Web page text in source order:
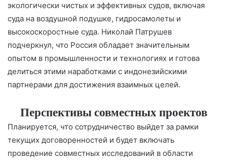
экологически чистых и эффективных судов, включая
суда на воздушной подушке, гидросамолеты и
высокоскоростные суда. Николай Патрушев
подчеркнул, что Россия обладает значительным
опытом в промышленности и технологиях и готова
делиться этими наработками с индонезийскими
партнерами для достижения взаимных целей.
Перспективы совместных проектов
Планируется, что сотрудничество выйдет за рамки
текущих договоренностей и будет включать
проведение совместных исследований в области